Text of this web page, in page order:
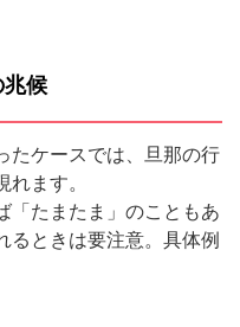
兆候
たケースでは、旦那の行
ます。
「たまたま」のこともあ
るときは要注意。具体例